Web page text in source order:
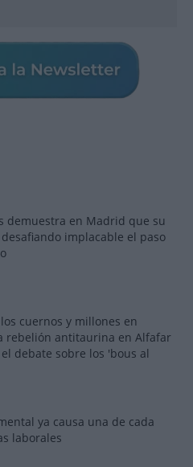
demuestra en Madrid que su
implacable el paso
cuernos y millones en
rebelión antitaurina en Alfafar
debate sobre los 'bous al
ya causa una de cada
laborales